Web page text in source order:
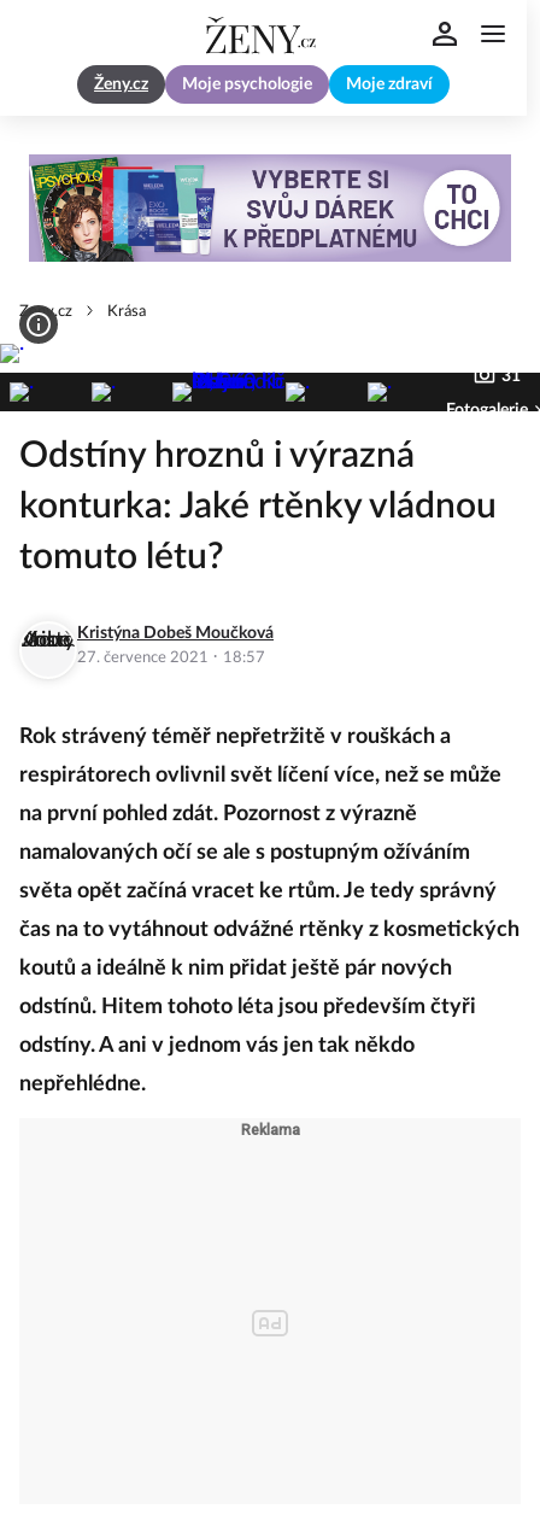
Ženy.cz Moje psychologie Moje zdraví
Zeny.cz Krása
31
Fotogalerie
Odstíny hroznů i výrazná
konturka: Jaké rtěnky vládnou
tomuto létu?
Kristýna Dobeš Moučková
27. července 2021 · 18:57
Rok strávený téměř nepřetržitě v rouškách a
respirátorech ovlivnil svět líčení více, než se může
na první pohled zdát. Pozornost z výrazně
namalovaných očí se ale s postupným ožíváním
světa opět začíná vracet ke rtům. Je tedy správný
čas na to vytáhnout odvážné rtěnky z kosmetických
koutů a ideálně k nim přidat ještě pár nových
odstínů. Hitem tohoto léta jsou především čtyři
odstíny. A ani v jednom vás jen tak někdo
nepřehlédne.